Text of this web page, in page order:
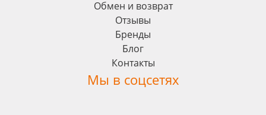
Обмен и возврат
Отзывы
Бренды
Блог
Контакты
Мы в соцсетях